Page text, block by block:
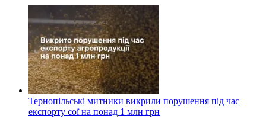
Тернопільські митники викрили порушення під час
експорту сої на понад 1 млн грн